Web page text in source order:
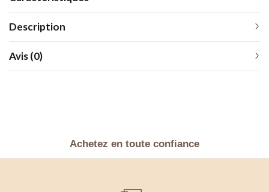
Description
Avis (0)
Achetez en toute confiance